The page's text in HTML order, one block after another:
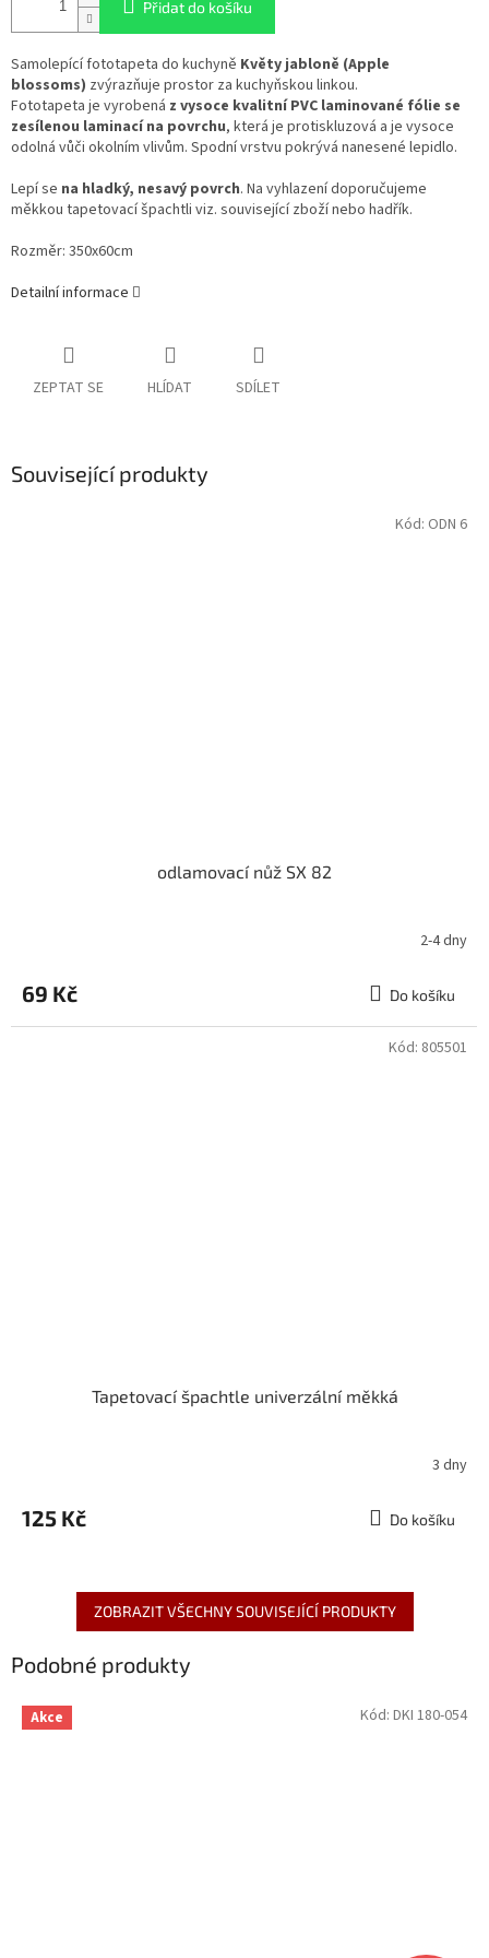
Přidat do košíku
Samolepící fototapeta do kuchyně Květy jabloně (Apple
blossoms) zvýrazňuje prostor za kuchyňskou linkou.
Fototapeta je vyrobená z vysoce kvalitní PVC laminované fólie se
zesílenou laminací na povrchu, která je protiskluzová a je vysoce
odolná vůči okolním vlivům. Spodní vrstvu pokrývá nanesené lepidlo.
Lepí se na hladký, nesavý povrch. Na vyhlazení doporučujeme
měkkou tapetovací špachtli viz. související zboží nebo hadřík.
Rozměr: 350x60cm
Detailní informace
ZEPTAT SE HLÍDAT SDÍLET
Související produkty
odlamovací nůž SX 82
2-4 dny
69 Kč Do košíku
Kód: ODN 6
Tapetovací špachtle univerzální měkká
3 dny
125 Kč Do košíku
Kód: 805501
ZOBRAZIT VŠECHNY SOUVISEJÍCÍ PRODUKTY
Podobné produkty
Akce Kód: DKI 180-054